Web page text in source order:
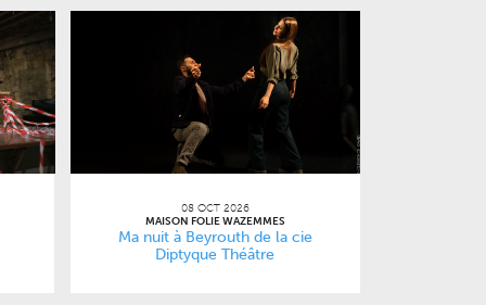
08 OCT 2026
MAISON FOLIE WAZEMMES
Ma nuit à Beyrouth de la cie
Diptyque Théâtre